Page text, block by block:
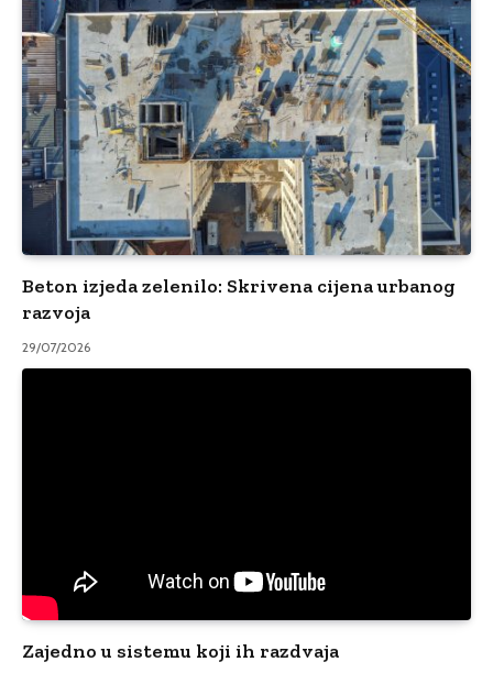
Beton izjeda zelenilo: Skrivena cijena urbanog
razvoja
29/07/2026
Zajedno u sistemu koji ih razdvaja